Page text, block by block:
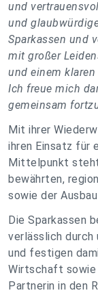
und
und
Sparkassen und
mit großer
und einem
Ich freue mich
gemeinsam
Mit ihrer
ihren Einsatz für
Mittelpunkt
bewährten,
sowie der
Die Sparkassen
verlässlich
und festigen
Wirtschaft sowie
Partnerin in den